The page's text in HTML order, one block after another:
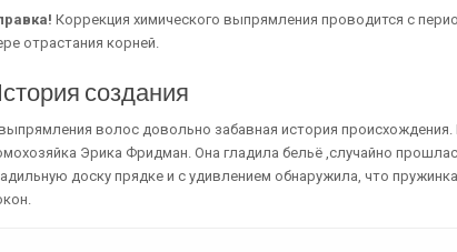
Коррекция химического выпрямления проводится с
отрастания корней.
создания
волос довольно забавная история происхождения.
Эрика Фридман. Она гладила бельё ,случайно
доску прядке и с удивлением обнаружила, что